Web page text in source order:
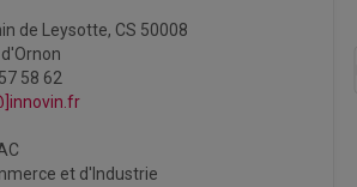
de Leysotte, CS 50008
58 62
et d'Industrie